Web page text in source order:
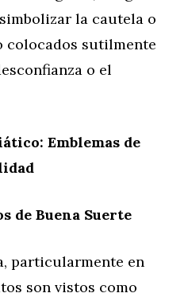
la cautela o
colocados sutilmente
o el
Emblemas de
de Buena Suerte
particularmente en
son vistos como